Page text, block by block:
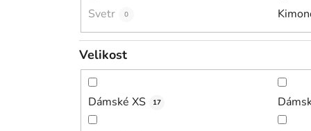
Svetr 0
Velikost
Dámské XS 17